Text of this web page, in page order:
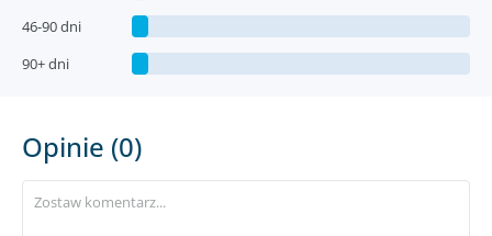
46-90 dni
90+ dni
Opinie (0)